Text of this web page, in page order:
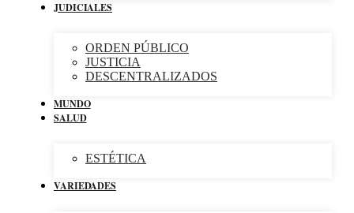
JUDICIALES
ORDEN PÚBLICO
JUSTICIA
DESCENTRALIZADOS
MUNDO
SALUD
ESTÉTICA
VARIEDADES